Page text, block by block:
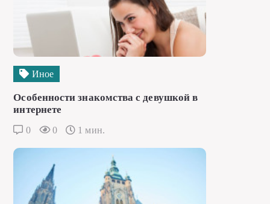
Иное
Особенности знакомства с девушкой в
интернете
0 0 1 мин.